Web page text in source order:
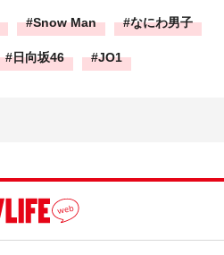
Snow Man なにわ男子
日向坂46 JO1